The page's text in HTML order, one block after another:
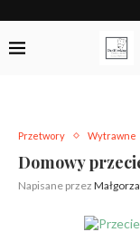
Przetwory Wytrawne
Domowy
Napisane przez